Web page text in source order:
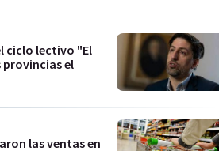
ciclo lectivo "El
el
las ventas en